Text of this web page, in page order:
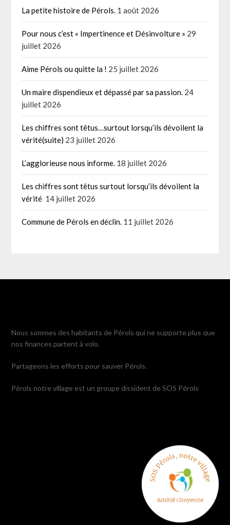
La petite histoire de Pérols. 1 août 2026
Pour nous c’est « Impertinence et Désinvolture » 29
juillet 2026
Aime Pérols ou quitte la ! 25 juillet 2026
Un maire dispendieux et dépassé par sa passion. 24
juillet 2026
Les chiffres sont têtus…surtout lorsqu’ils dévoilent la
vérité(suite) 23 juillet 2026
L’agglorieuse nous informe. 18 juillet 2026
Les chiffres sont têtus surtout lorsqu’ils dévoilent la
vérité 14 juillet 2026
Commune de Pérols en déclin. 11 juillet 2026
Nous sommes des habitants de Pérols qui ne supporte plus que
nos finances partent à volo.
Partageons les efforts pour sauver Pérols.
Pérols notre village est un groupe dissident de SOS Pérols